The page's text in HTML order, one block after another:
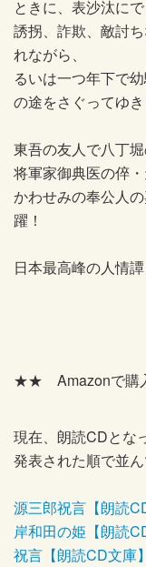
ときに、表沙汰に
誘拐、詐欺、敵討
れながら、
るいは一つ年下で
の途をさぐってゆき
東吾の友人で八丁堀
将軍家御典医の倅・
かわせみの奉公人
躍！
日本最高峰の人情譚
★★ Amazonで購入
現在、朗読CDとな
発表された順で並ん
源三郎祝言【朗読
岸和田の姫【朗読
祝言【朗読CD文庫